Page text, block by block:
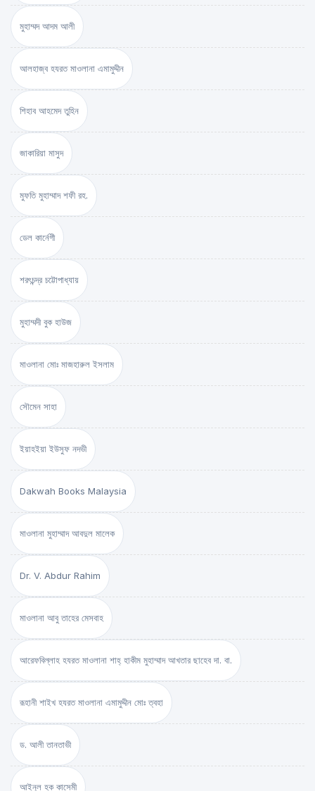
মুহাম্মদ আদম আলী
আলহাজ্ব হযরত মাওলানা এমামুদ্দীন
শিহাব আহমেদ তুহিন
জাকারিয়া মাসুদ
মুফতি মুহাম্মাদ শফী রহ.
ডেল কার্নেগী
শরৎচন্দ্র চট্টোপাধ্যায়
মুহাম্মদী বুক হাউজ
মাওলানা মোঃ মাজহারুল ইসলাম
সৌমেন সাহা
ইয়াহইয়া ইউসুফ নদভী
Dakwah Books Malaysia
মাওলানা মুহাম্মাদ আবদুল মালেক
Dr. V. Abdur Rahim
মাওলানা আবু তাহের মেসবাহ
আরেফবিল্লাহ হযরত মাওলানা শাহ্ হাকীম মুহাম্মাদ আখতার ছাহেব দা. বা.
রূহানী শাইখ হযরত মাওলানা এমামুদ্দীন মোঃ ত্বহা
ড. আলী তানতাভী
আইনুল হক কাসেমী